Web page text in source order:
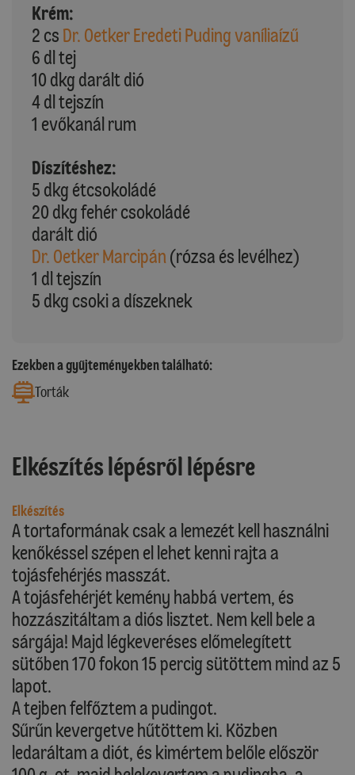
Krém:
2 cs Dr. Oetker Eredeti Puding vaníliaízű
6 dl tej
10 dkg darált dió
4 dl tejszín
1 evőkanál rum
Díszítéshez:
5 dkg étcsokoládé
20 dkg fehér csokoládé
darált dió
Dr. Oetker Marcipán (rózsa és levélhez)
1 dl tejszín
5 dkg csoki a díszeknek
Ezekben a gyűjteményekben található:
Torták
Elkészítés lépésről lépésre
Elkészítés
A tortaformának csak a lemezét kell használni
kenőkéssel szépen el lehet kenni rajta a
tojásfehérjés masszát.
A tojásfehérjét kemény habbá vertem, és
hozzászitáltam a diós lisztet. Nem kell bele a
sárgája! Majd légkeveréses előmelegített
sütőben 170 fokon 15 percig sütöttem mind az 5
lapot.
A tejben felfőztem a pudingot.
Sűrűn kevergetve hűtöttem ki. Közben
ledaráltam a diót, és kimértem belőle először